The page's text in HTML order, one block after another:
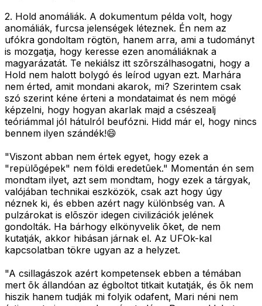
2. Hold anomáliák. A dokumentum példa volt, hogy
anomáliák, furcsa jelenségek léteznek. Én nem az
ufókra gondoltam rögtön, hanem arra, ami a tudományt
is mozgatja, hogy keresse ezen anomáliáknak a
magyarázatát. Te nekiálsz itt szõrszálhasogatni, hogy a
Hold nem halott bolygó és leírod ugyan ezt. Marhára
nem érted, amit mondani akarok, mi? Szerintem csak
szó szerint kéne érteni a mondataimat és nem mögé
képzelni, hogy hogyan akarlak majd a csészealj
teóriámmal jól hátulról beufózni. Hidd már el, hogy nincs
bennem ilyen szándék!😄
"Viszont abban nem értek egyet, hogy ezek a
"repülõgépek" nem földi eredetûek." Momentán én sem
mondtam ilyet, azt sem mondtam, hogy ezek a tárgyak,
valójában technikai eszközök, csak azt hogy úgy
néznek ki, és ebben azért nagy különbség van. A
pulzárokat is elõször idegen civilizációk jelének
gondolták. Ha bárhogy elkönyvelik õket, de nem
kutatják, akkor hibásan járnak el. Az UFOk-kal
kapcsolatban tökre ugyan az a helyzet.
"A csillagászok azért kompetensek ebben a témában
mert õk állandóan az égboltot titkait kutatják, és õk nem
hiszik hanem tudják mi folyik odafent, Mari néni nem